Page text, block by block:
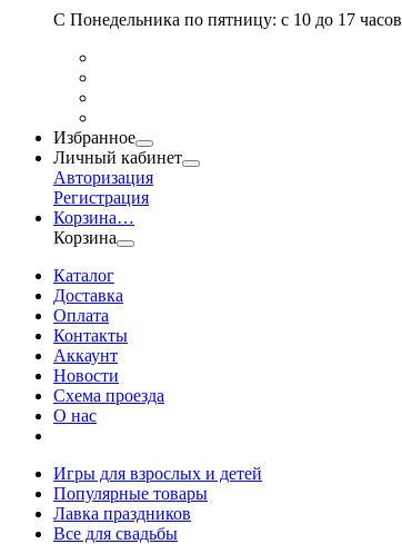
С Понедельника по пятницу: с 10 до 17 часов
Избранное
Личный кабинет
Авторизация
Регистрация
Корзина…
Корзина
Каталог
Доставка
Оплата
Контакты
Аккаунт
Новости
Схема проезда
О нас
Игры для взрослых и детей
Популярные товары
Лавка праздников
Все для свадьбы